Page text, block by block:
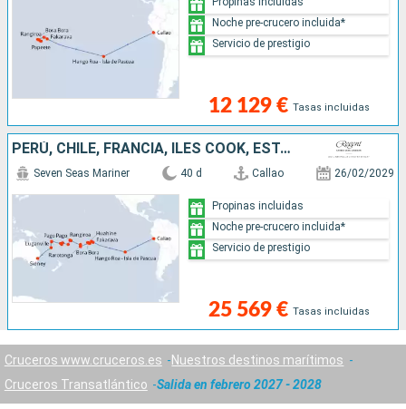
12 129 € Tasas incluidas
Noche pre-crucero incluida*
Servicio de prestigio
PERÚ, CHILE, FRANCIA, ILES COOK, ESTADOS UNIDOS, SAMOA, TONGA, FIDJI (ISLAS), VANUATU, NUEVA CALEDONIA, AUSTRALIA
Seven Seas Mariner 40 d Callao 26/02/2029
25 569 € Tasas incluidas
Propinas incluidas
Noche pre-crucero incluida*
Servicio de prestigio
Cruceros www.cruceros.es
Nuestros destinos marítimos
Cruceros Transatlántico
Salida en febrero 2027 - 2028